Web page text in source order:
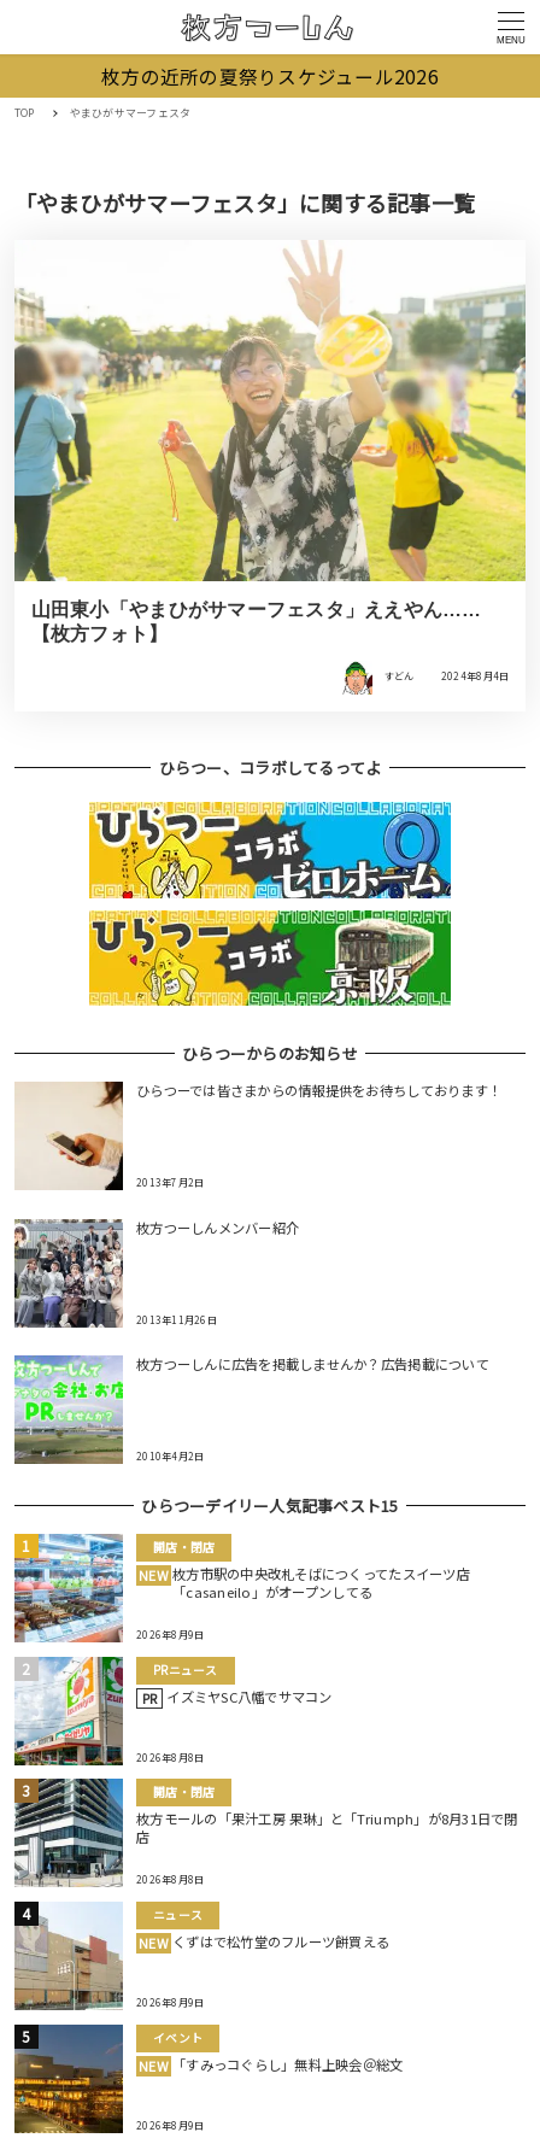
MENU
枚方の近所の夏祭りスケジュール2026
TOP やまひがサマーフェスタ
「やまひがサマーフェスタ」に関する記事一覧
山田東小「やまひがサマーフェスタ」ええやん……
【枚方フォト】
すどん 2024年8月4日
ひらつー、コラボしてるってよ
ひらつーからのお知らせ
ひらつーでは皆さまからの情報提供をお待ちしております！
2013年7月2日
枚方つーしんメンバー紹介
2013年11月26日
枚方つーしんに広告を掲載しませんか？広告掲載について
2010年4月2日
ひらつーデイリー人気記事ベスト15
開店・閉店
NEW 枚方市駅の中央改札そばにつくってたスイーツ店
「casaneilo」がオープンしてる
2026年8月9日
PRニュース
PR イズミヤSC八幡でサマコン
2026年8月8日
開店・閉店
枚方モールの「果汁工房 果琳」と「Triumph」が8月31日で閉
店
2026年8月8日
ニュース
NEW くずはで松竹堂のフルーツ餅買える
2026年8月9日
イベント
NEW 「すみっコぐらし」無料上映会＠総文
2026年8月9日